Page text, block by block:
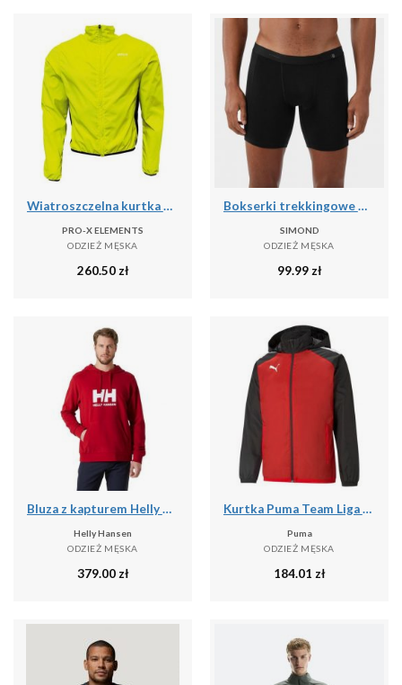
Wiatroszczelna kurtka Pro-X Elements
PRO-X ELEMENTS
ODZIEŻ MĘSKA
260.50 zł
Bokserki trekkingowe męskie Forclaz MT500 merino
SIMOND
ODZIEŻ MĘSKA
99.99 zł
Bluza z kapturem Helly Hansen HH Logo 2.0
Helly Hansen
ODZIEŻ MĘSKA
379.00 zł
Kurtka Puma Team Liga All Weather
Puma
ODZIEŻ MĘSKA
184.01 zł